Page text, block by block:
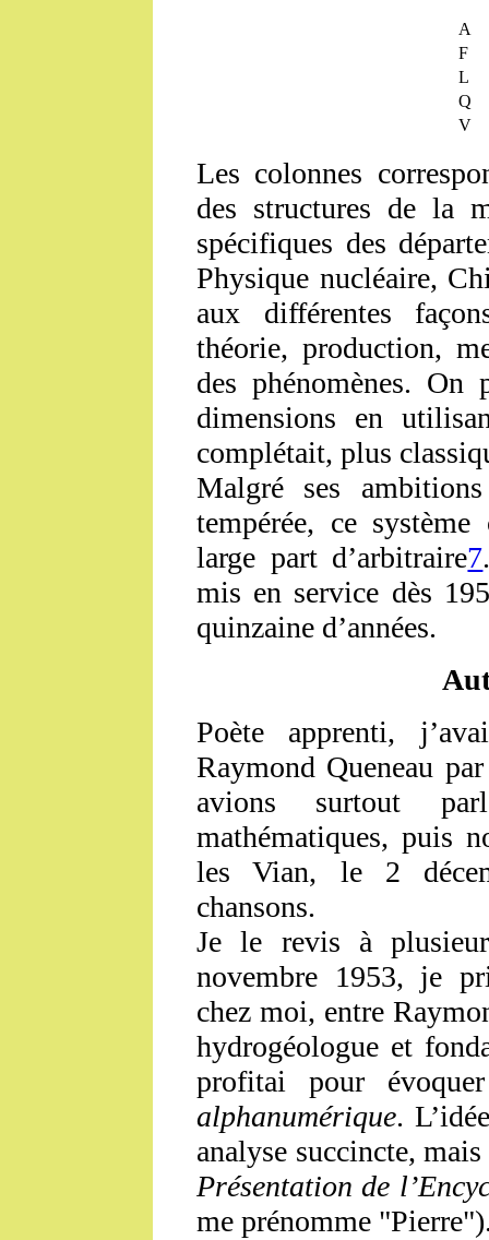
A
F
L
Q
V
Les colonnes
des structures de la
spécifiques des
Physique nucléaire,
aux différentes
théorie, production,
des phénomènes. On
dimensions en
complétait, plus
Malgré ses
tempérée, ce
large part d’arbitraire7
mis en service dès
quinzaine d’années.
Poète apprenti,
Raymond Queneau
avions surtout
mathématiques, puis
les Vian, le 2
chansons.
Je le revis à
novembre 1953, je
chez moi, entre
hydrogéologue et
profitai pour
alphanumérique.
analyse succincte,
Présentation de
me prénomme